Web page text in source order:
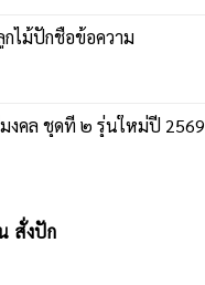
ไม้ปักชื่อข้อความ
งคล ชุดที่ ๒ รุ่นใหม่ปี 2569
สั่งปัก